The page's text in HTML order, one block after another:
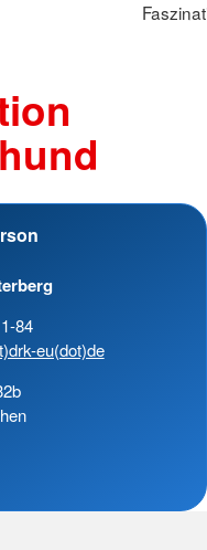
84
eu(dot)de